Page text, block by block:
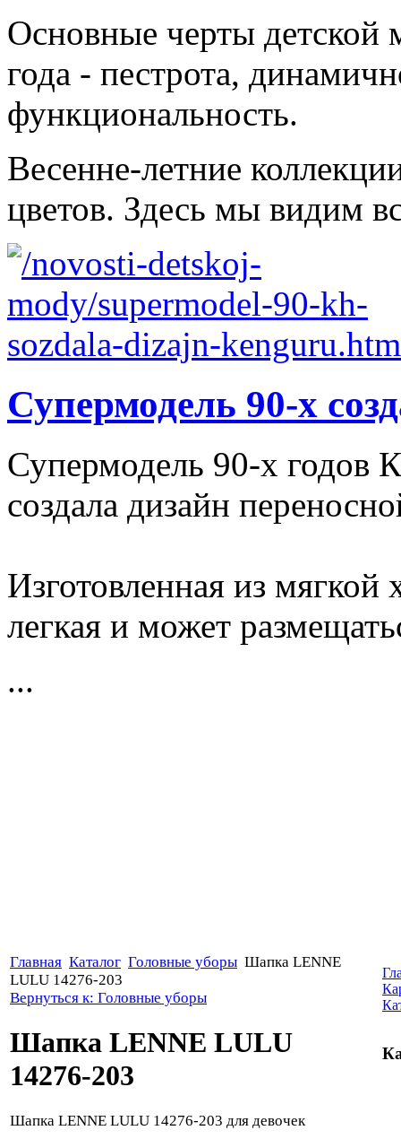
Основные черты детской
года - пестрота,
функциональность.
Весенне-летние
цветов. Здесь мы видим
Супермодель 90-х
Супермодель 90-х годов
создала дизайн
Изготовленная из мягкой
легкая и может
...
Главная Каталог Головные уборы Шапка LENNE
LULU 14276-203
Вернуться к: Головные уборы
Шапка LENNE LULU
14276-203
Шапка LENNE LULU 14276-203 для девочек